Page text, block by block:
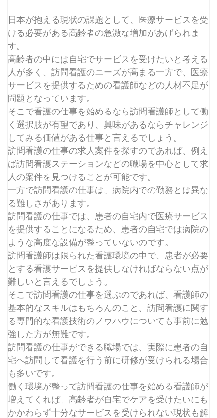
日本が抱える現状の課題として、医療サービスを受
ける必要がある高齢者の急激な増加があげられま
す。
高齢者の中には自宅でサービスを受けたいと考える
人が多く、訪問看護のニーズが高まる一方で、医療
サービスを提供するための看護師などの人材不足が
問題となっています。
そこで看護の仕事を始めるなら訪問看護師として働
く選択肢が有望であり、興味があるならチャレンジ
してみる価値がある仕事と言えるでしょう。
訪問看護の仕事の求人案件を探すのであれば、例え
ば訪問看護ステーションなどの職場を中心として求
人の案件を見つけることが可能です。
一方で訪問看護の仕事は、病院内での勤務とは異な
る難しさがあります。
訪問看護の仕事では、患者の自宅内で医療サービス
を提供することになるため、患者の自宅では病院の
ような高度な設備が整っていないのです。
訪問看護師は限られた看護環境の中で、患者が必要
とする看護サービスを提供しなければならない点が
難しいと言えるでしょう。
そこで訪問看護の仕事を選ぶのであれば、看護師の
基本的なスキルはもちろんのこと、訪問看護に関す
る専門的な看護技術のノウハウについても事前に勉
強した方が無難です。
訪問看護の仕事ができる職場では、実際に患者の自
宅へ訪問して看護を行う前に研修が受けられる場合
も多いです。
働く環境が整って訪問看護の仕事を始める看護師が
増えてくれば、高齢者が自宅でケアを受けたいにも
かかわらず十分なサービスを受けられない現状も解